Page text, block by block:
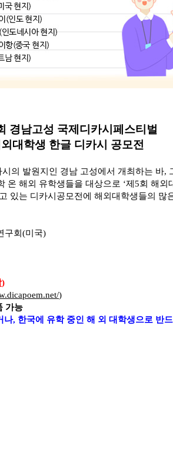
경남고성 국제디카시페스티벌
대학생 한글 디카시 공모전
의 발원지인 경남 고성에서 개최하는 바,
온 해외 유학생들을 대상으로 ‘제 5회 해외
있는 디카시공모전에 해외대학생들의 많
구회 (미국)
)
)
가능
나, 한국에 유학 중인 해 외 대학생으로 반